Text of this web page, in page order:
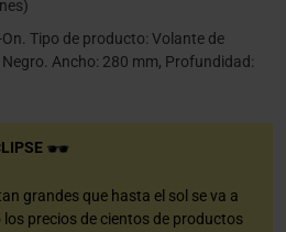
Tipo de producto: Volante de
Ancho: 280 mm, Profundidad:
grandes que hasta el sol se va a
precios de cientos de productos